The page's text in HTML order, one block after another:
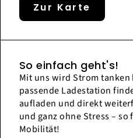
Zur Karte
So einfach geht's!
Mit uns wird Strom
passende Ladestation
aufladen und direkt
und ganz ohne Stress –
Mobilität!